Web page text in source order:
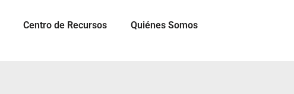
Centro de Recursos Quiénes Somos